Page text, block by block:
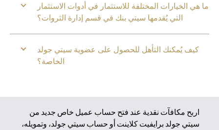
هي الخيارات المختلفة للاستثمار في أدوات الاستثمار
التي يُقدمها سيتي بنك في قسم إدارة الثروات؟
كيف يُمكنك التأهل للحصول على عضوية سيتي جولد
الخاصة؟
اربح مكافآت نقدية عند فتح حساب عميل خاص جديد من
سيتي جولد برايفيت كلاينت أو حساب سيتي جولد، وتمويله،